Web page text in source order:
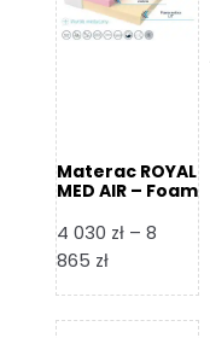
Materac ROYAL
MED AIR – Foam
4 030 zł – 8
865 złZakres
od